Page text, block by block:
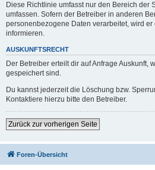
Diese Richtlinie umfasst nur den Bereich der
umfassen. Sofern der Betreiber in anderen
personenbezogene Daten verarbeitet, wird
informieren.
AUSKUNFTSRECHT
Der Betreiber erteilt dir auf Anfrage Auskunft,
gespeichert sind.
Du kannst jederzeit die Löschung bzw.
Kontaktiere hierzu bitte den Betreiber.
Zurück zur vorherigen Seite
Foren-Übersicht